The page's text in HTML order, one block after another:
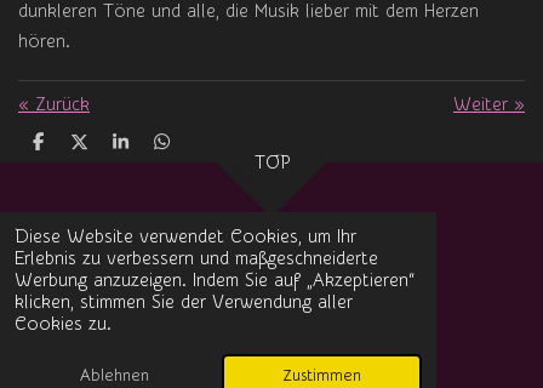
Diese Website verwendet Cookies, um Ihr
Erlebnis zu verbessern und maßgeschneiderte
Werbung anzuzeigen. Indem Sie auf „Akzeptieren“
klicken, stimmen Sie der Verwendung aller
Cookies zu.
Ablehnen Zustimmen
dunkleren Töne und alle, die Musik lieber mit dem Herzen
hören.
« Zurück Weiter »
T
n
T
n
T
n
T
n
TOP
Impressum
Datenschutz